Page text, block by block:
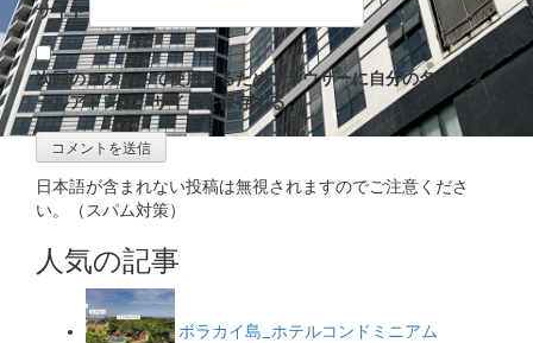
サイト
次回のコメントで使用するためブラウザーに自分の名前、メ
ールアドレス、サイトを保存する。
日本語が含まれない投稿は無視されますのでご注意くださ
い。（スパム対策）
人気の記事
ボラカイ島_ホテルコンドミニアム